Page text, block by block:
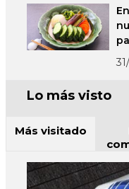
Lo más visto
Más visitado